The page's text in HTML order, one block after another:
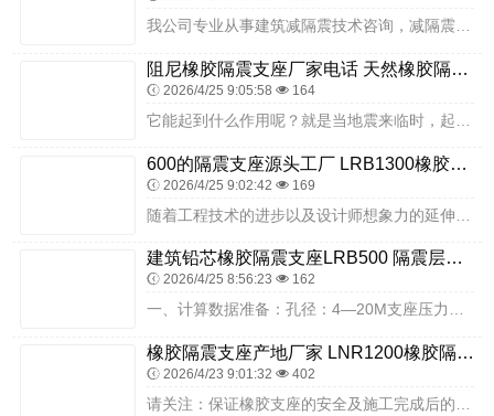
阻尼橡胶隔震支座厂家电话 天然橡胶隔震支座 高阻尼HDR橡胶隔震支座厂家
2026/4/25 9:05:58 164
600的隔震支座源头工厂 LRB1300橡胶隔震支座厂家 HDR900高阻尼橡胶支座源头工厂
2026/4/25 9:02:42 169
建筑铅芯橡胶隔震支座LRB500 隔震层橡胶隔震支座 港珠澳减隔震支座生产厂家
2026/4/25 8:56:23 162
一、计算数据准备：孔径：4—20M支座压力标准值：431.608KN结构自重引起的支反力：125.208KN汽车荷载引起的支反力：306.4KN跨中挠度F：1....
橡胶隔震支座产地厂家 LNR1200橡胶隔震支座 厚层橡胶隔震支座源头工厂
2026/4/23 9:01:32 402